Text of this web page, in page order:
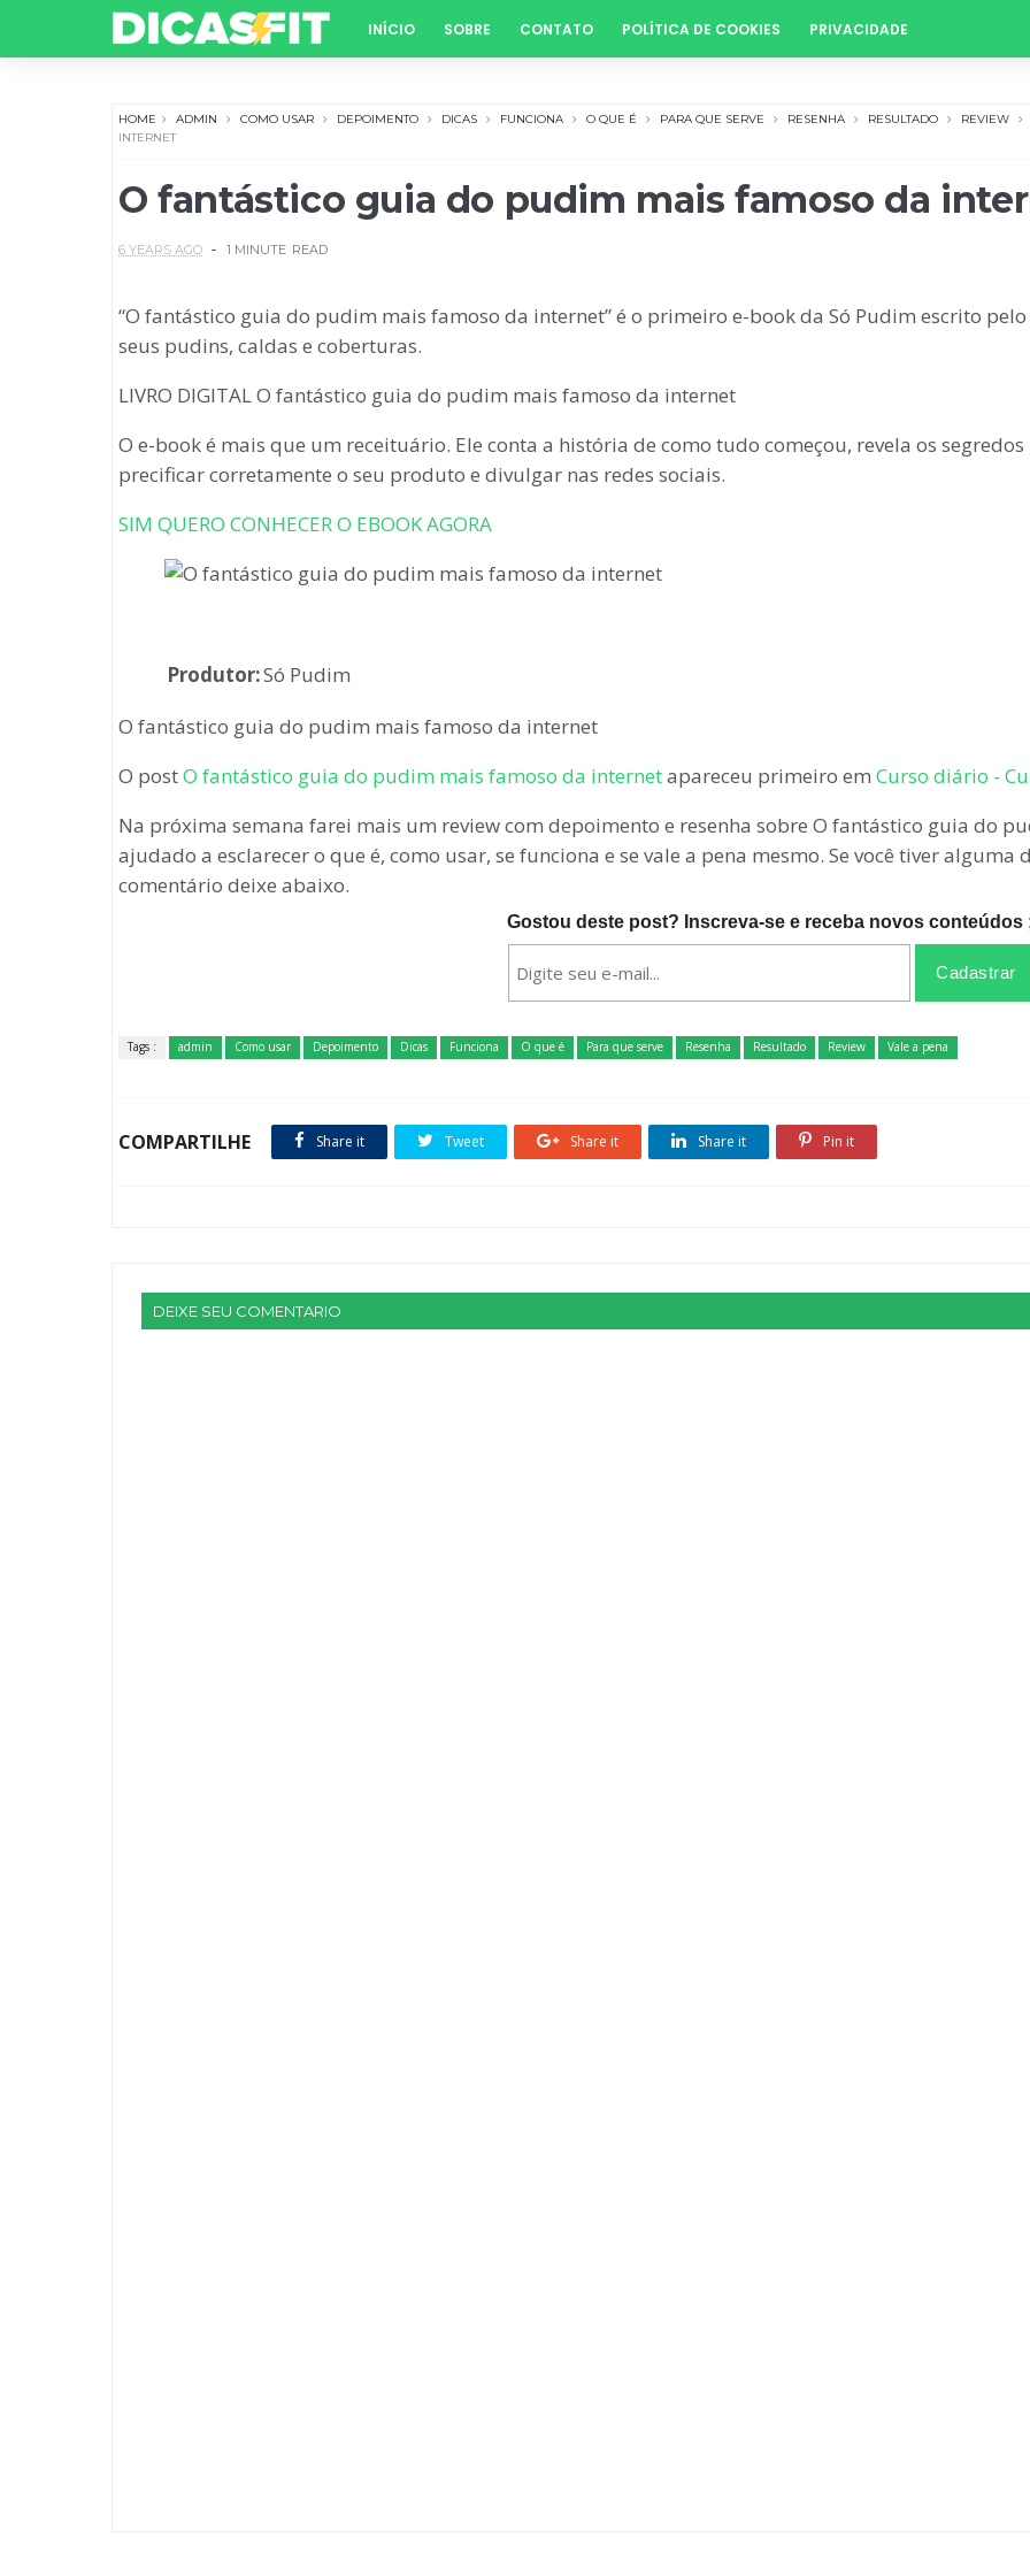
INÍCIO SOBRE CONTATO POLÍTICA DE COOKIES PRIVACIDADE
HOME ADMIN COMO USAR DEPOIMENTO DICAS FUNCIONA O QUE É PARA QUE SERVE RESENHA RESULTADO REVIEW
INTERNET
O fantástico guia do pudim mais famoso da
6 YEARS AGO 1 MINUTE READ
“O fantástico guia do pudim mais famoso da internet” é o primeiro e-book da Só Pudim escrito
seus pudins, caldas e coberturas.
LIVRO DIGITAL O fantástico guia do pudim mais famoso da internet
O e-book é mais que um receituário. Ele conta a história de como tudo começou, revela os
precificar corretamente o seu produto e divulgar nas redes sociais.
SIM QUERO CONHECER O EBOOK AGORA
Produtor:Só Pudim
O fantástico guia do pudim mais famoso da internet
O postO fantástico guia do pudim mais famoso da internetapareceu primeiro em Curso diário -
Na próxima semana farei mais um review com depoimento e resenha sobre O fantástico guia do
ajudado a esclarecer o que é, como usar, se funciona e se vale a pena mesmo. Se você tiver
comentário deixe abaixo.
Gostou deste post? Inscreva-se e receba novos conteúdos
Tags : admin Como usar Depoimento Dicas Funciona O que é Para que serve Resenha Resultado Review Vale a pena
COMPARTILHE Share it Tweet Share it Share it Pin it
DEIXE SEU COMENTARIO